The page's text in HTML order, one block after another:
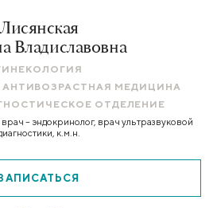
Владиславовна
АНТИВОЗРАСТНАЯ МЕДИЦИНА
ОТДЕЛЕНИЕ
– эндокринолог, врач ультразвуковой
к.м.н.